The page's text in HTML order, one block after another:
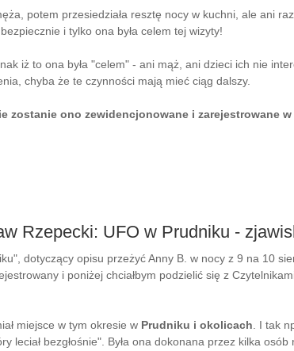
potem przesiedziała resztę nocy w kuchni, ale ani
i tylko ona była celem tej wizyty!
iż to ona była "celem" - ani mąż, ani dzieci ich nie
chyba że te czynności mają mieć ciąg dalszy.
ono zewidencjonowane i zarejestrowane
Rzepecki: UFO w Prudniku -
dotyczący opisu przeżyć Anny B. w nocy z 9 na 10
i poniżej chciałbym podzielić się z
miejsce w tym okresie w Prudniku i okolicach . I tak
bezgłośnie". Była ona dokonana przez kilka